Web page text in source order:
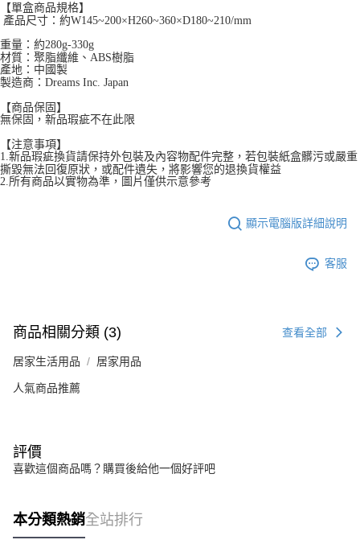
【單盒商品規格】
產品尺寸：約W145~200×H260~360×D180~210/mm
重量：約280g-330g
材質：聚脂纖維、ABS樹脂
產地：中國製
製造商：Dreams Inc. Japan
【商品保固】
無保固，新品瑕疵不在此限
【注意事項】
1.新品瑕疵換貨請保持外包裝及內容物配件完整，若包裝紙盒髒污或嚴重
撕毀無法回復原狀，或配件遺失，將影響您的退換貨權益
2.所有商品以實物為準，圖片僅供示意參考
顯示電腦版詳細說明
客服
商品相關分類 (3) 查看全部
居家生活用品 居家用品
人氣商品推薦
評價
喜歡這個商品嗎？購買後給他一個好評吧
本分類熱銷全站排行